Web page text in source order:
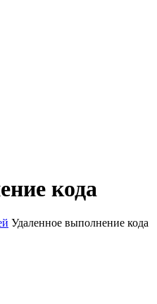
кода
Удаленное выполнение кода